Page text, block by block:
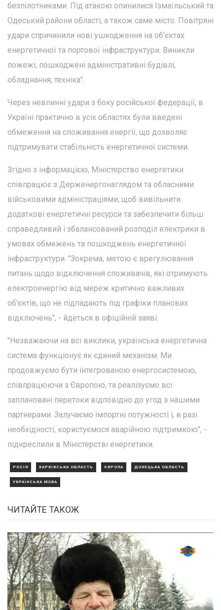
безпілотниками. Під атакою опинилися Ізмаїльський та
Одеський райони області, а також саме місто. Повітряні
удари спричинили нові ушкодження на об'єктах
енергетичної та портової інфраструктури. Виникли
пожежі, пошкоджені адміністративні будівлі,
обладнання, техніка".
Через невпинні удари з боку російської федерації, в
Україні практично в усіх областях були введені
обмеження на споживання енергії, що дозволяє
підтримувати стабільність енергетичної системи.
Згідно з інформацією, Міністерство енергетики
співпрацює з Держенергонаглядом та обласними
військовими адміністраціями, щоб вивільнити
додаткові енергетичні ресурси та забезпечити більш
справедливий і збалансований розподіл електрики в
умовах обмежень та пошкоджень енергетичної
інфраструктури. "Зокрема, метою є врегулювання
питань щодо відключення споживачів, які отримують
електроенергію від мереж критично важливих
об'єктів, що не підпадають під графіки планових
відключень", - йдеться в офіційній заяві.
"Незважаючи на всі виклики, українська енергетична
система функціонує як єдиний механізм. Ми
продовжуємо бути інтегрованою енергосистемою,
співпрацюючи з Європою, та реалізуємо всі
заплановані перетоки відповідно до угод з нашими
партнерами. Залучаємо імпортні потужності і, в разі
необхідності, користуємося аварійною підтримкою", -
підкреслили в Міністерстві енергетики.
РОСІЯ ХАРКІВСЬКА ОБЛАСТЬ ЄВРОПА ДОНЕЦЬКА ОБЛАСТЬ
УКРАЇНСЬКА МОВА
ЧИТАЙТЕ ТАКОЖ